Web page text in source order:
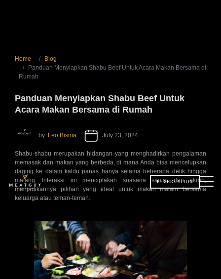
RESERVATION
Home
Blog
Panduan Menyiapkan Shabu Beef Untuk Acara Makan Bersama di
Rumah
Panduan Menyiapkan Shabu Beef Untuk
Acara Makan Bersama di Rumah
by Leo Bisma July 23, 2024
Shabu-shabu merupakan hidangan yang menghadirkan pengalaman
memasak dan makan yang berbeda, di mana Anda bisa mencelupkan
daging ke dalam kaldu panas hanya selama beberapa detik hingga
matang. Interaksi ini menciptakan suasana santai dan akrab,
menjadikannya pilihan yang ideal untuk makan malam bersama
keluarga atau teman-teman.